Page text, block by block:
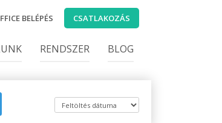
BELÉPÉS CSATLAKOZÁS
RENDSZER BLOG